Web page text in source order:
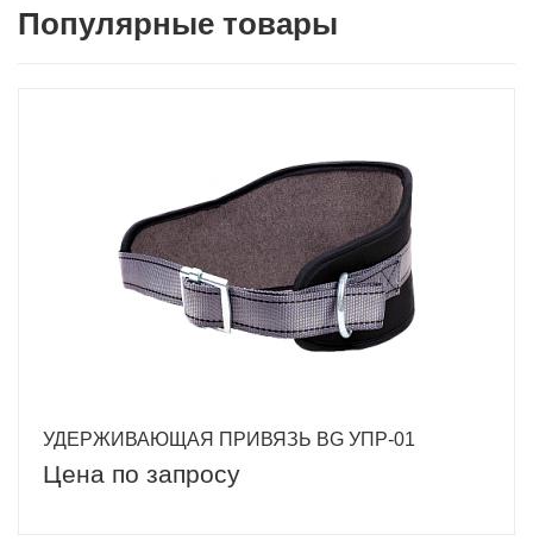
Популярные товары
УДЕРЖИВАЮЩАЯ ПРИВЯЗЬ BG УПР-01
Цена по запросу